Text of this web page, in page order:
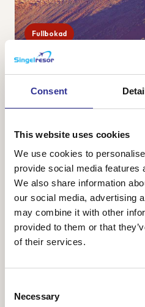
Consent
This website uses cookies
We use cookies to
provide social media features
We also share information
our social media, advertising
may combine it with other
provided to them or that
of their services.
Selection
Necessary
Fullbokad
28 sep-9 okt 2026
Namibia är ett av Afrikas
vykortsvackra sanddyner och
Från48 800 kr